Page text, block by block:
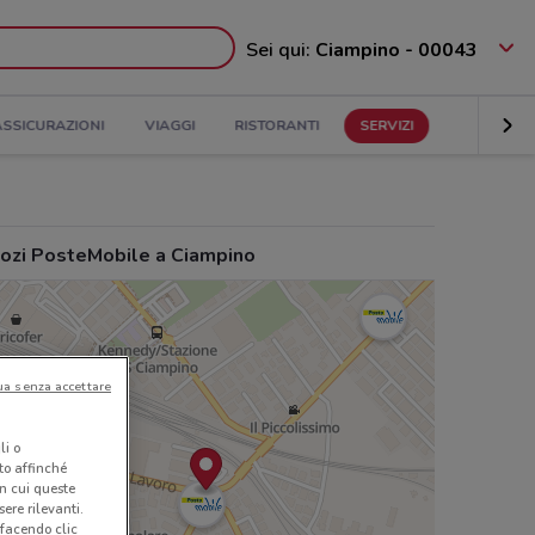
Sei qui: Ciampino - 00043
VIAGGI RISTORANTI SERVIZI
PosteMobile a Ciampino
o
affinché
cui queste
rilevanti.
clic
senza accettare